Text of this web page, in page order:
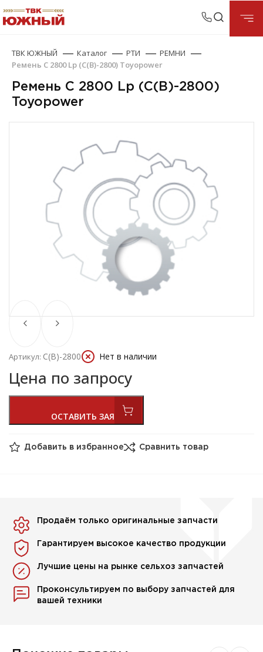
ТВК ЮЖНЫЙ Каталог РТИ
РЕМНИ
Ремень С 2800 Lp (С(В)-2800) Toyopower
Ремень С 2800 Lp (С(В)-2800)
Toyopower
Артикул: C(В)-2800 Нет в наличии
Цена по запросу
Добавить в избранное Сравнить товар
Продаём только оригинальные запчасти
Гарантируем высокое качество продукции
Лучшие цены на рынке сельхоз запчастей
Проконсультируем по выбору запчастей для
вашей техники